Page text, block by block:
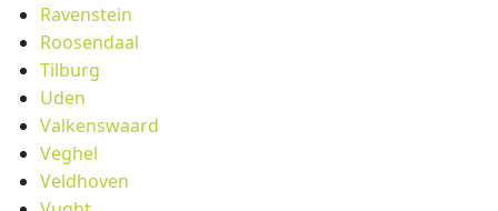
Ravenstein
Roosendaal
Tilburg
Uden
Valkenswaard
Veghel
Veldhoven